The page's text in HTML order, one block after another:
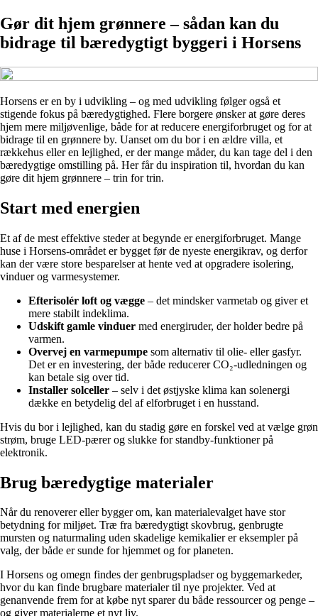
Gør dit hjem grønnere – sådan kan du
bidrage til bæredygtigt byggeri i Horsens
Horsens er en by i udvikling – og med udvikling følger også et
stigende fokus på bæredygtighed. Flere borgere ønsker at gøre deres
hjem mere miljøvenlige, både for at reducere energiforbruget og for at
bidrage til en grønnere by. Uanset om du bor i en ældre villa, et
rækkehus eller en lejlighed, er der mange måder, du kan tage del i den
bæredygtige omstilling på. Her får du inspiration til, hvordan du kan
gøre dit hjem grønnere – trin for trin.
Start med energien
Et af de mest effektive steder at begynde er energiforbruget. Mange
huse i Horsens-området er bygget før de nyeste energikrav, og derfor
kan der være store besparelser at hente ved at opgradere isolering,
vinduer og varmesystemer.
Efterisolér loft og vægge – det mindsker varmetab og giver et
mere stabilt indeklima.
Udskift gamle vinduer med energiruder, der holder bedre på
varmen.
Overvej en varmepumpe som alternativ til olie- eller gasfyr.
Det er en investering, der både reducerer CO₂-udledningen og
kan betale sig over tid.
Installer solceller – selv i det østjyske klima kan solenergi
dække en betydelig del af elforbruget i en husstand.
Hvis du bor i lejlighed, kan du stadig gøre en forskel ved at vælge grøn
strøm, bruge LED-pærer og slukke for standby-funktioner på
elektronik.
Brug bæredygtige materialer
Når du renoverer eller bygger om, kan materialevalget have stor
betydning for miljøet. Træ fra bæredygtigt skovbrug, genbrugte
mursten og naturmaling uden skadelige kemikalier er eksempler på
valg, der både er sunde for hjemmet og for planeten.
I Horsens og omegn findes der genbrugspladser og byggemarkeder,
hvor du kan finde brugbare materialer til nye projekter. Ved at
genanvende frem for at købe nyt sparer du både ressourcer og penge –
og giver materialerne et nyt liv.